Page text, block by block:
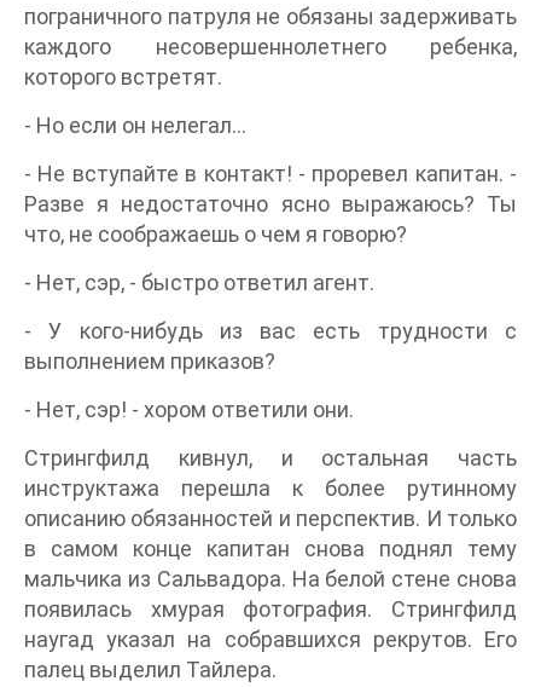
пограничного патруля не обязаны задерживать
каждого несовершеннолетнего ребенка,
которого встретят.
- Но если он нелегал...
- Не вступайте в контакт! - проревел капитан. -
Разве я недостаточно ясно выражаюсь? Ты
что, не соображаешь о чем я говорю?
- Нет, сэр, - быстро ответил агент.
- У кого-нибудь из вас есть трудности с
выполнением приказов?
- Нет, сэр! - хором ответили они.
Стрингфилд кивнул, и остальная часть
инструктажа перешла к более рутинному
описанию обязанностей и перспектив. И только
в самом конце капитан снова поднял тему
мальчика из Сальвадора. На белой стене снова
появилась хмурая фотография. Стрингфилд
наугад указал на собравшихся рекрутов. Его
палец выделил Тайлера.